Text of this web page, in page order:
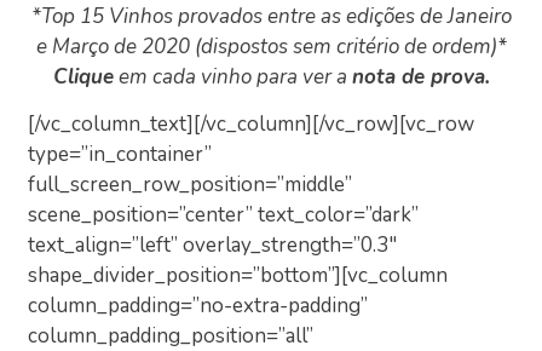
*Top 15 Vinhos provados entre as edições de Janeiro
e Março de 2020 (dispostos sem critério de ordem)*
Cliqueem cada vinho para ver a nota de prova.
[/vc_column_text][/vc_column][/vc_row][vc_row
type=”in_container”
full_screen_row_position=”middle”
scene_position=”center” text_color=”dark”
text_align=”left” overlay_strength=”0.3″
shape_divider_position=”bottom”][vc_column
column_padding=”no-extra-padding”
column_padding_position=”all”